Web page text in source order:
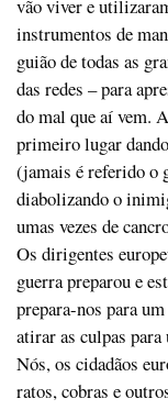
vão viver e
instrumentos de
guião de todas as
das redes – para
do mal que aí vem.
primeiro lugar
(jamais é referido o
diabolizando o
umas vezes de
Os dirigentes
guerra preparou e
prepara-nos para
atirar as culpas
Nós, os cidadãos
ratos, cobras e